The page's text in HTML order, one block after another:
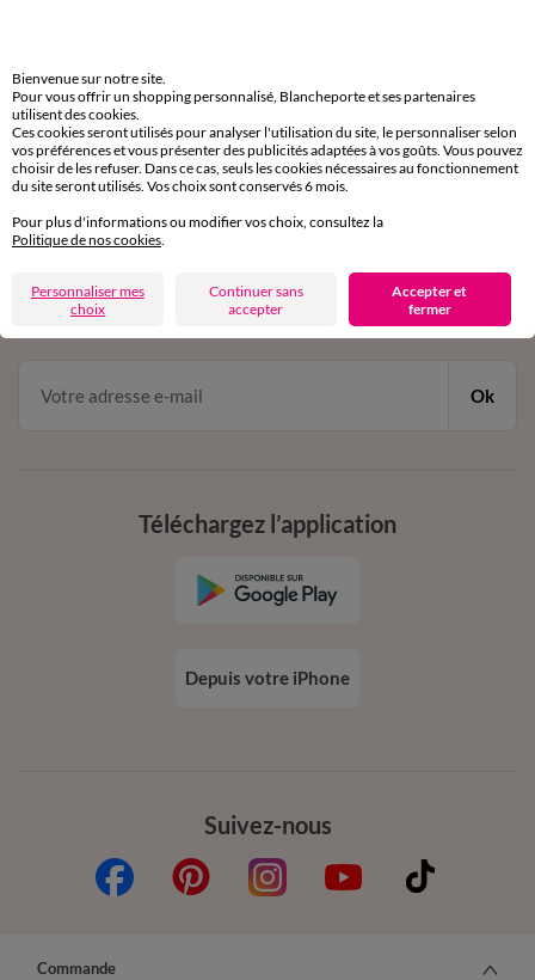
Service clients
par chat et par téléphone
de 8h00 à 20h00 du lundi au samedi
en vous inscrivant à la newsletter
dès 20€ d’achat
conditions dans votre email de confirmation
Ok
Suivez-nous
Téléchargez l’application
Depuis votre iPhone
Commande
Bienvenue sur notre site.
Pour vous offrir un shopping personnalisé, Blancheporte et ses partenaires
utilisent des cookies.
Ces cookies seront utilisés pour analyser l'utilisation du site, le personnaliser selon
vos préférences et vous présenter des publicités adaptées à vos goûts. Vous pouvez
choisir de les refuser. Dans ce cas, seuls les cookies nécessaires au fonctionnement
du site seront utilisés. Vos choix sont conservés 6 mois.
Pour plus d'informations ou modifier vos choix, consultez la
Politique de nos cookies.
Personnaliser mes
choix
Continuer sans
accepter
Accepter et
fermer